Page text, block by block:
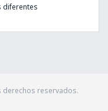
diferentes
reservados.